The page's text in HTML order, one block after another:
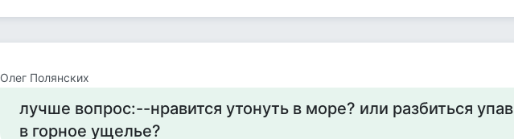
Олег Полянских
лучше вопрос:--нравится утонуть в море? или разбиться упав
в горное ущелье?